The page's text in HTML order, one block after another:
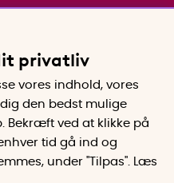
privatliv
vores indhold, vores
den bedst mulige
Bekræft ved at klikke på
tid gå ind og
under "Tilpas". Læs